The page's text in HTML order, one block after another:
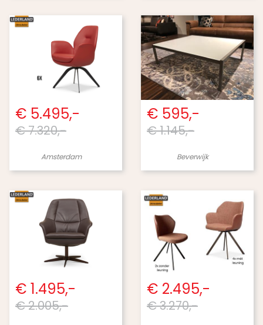
€ 5.495,-
€ 7.320,-
Amsterdam
€ 595,-
€ 1.145,-
Beverwijk
€ 1.495,-
€ 2.005,-
€ 2.495,-
€ 3.270,-